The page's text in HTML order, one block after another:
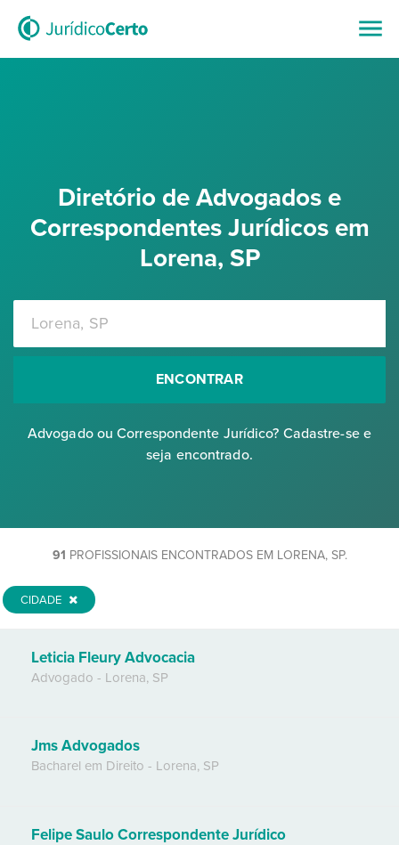
Diretório de Advogados e
Correspondentes Jurídicos em
Lorena, SP
ENCONTRAR
Advogado ou Correspondente Jurídico? Cadastre-se e
seja encontrado.
91 PROFISSIONAIS ENCONTRADOS EM LORENA, SP.
CIDADE
Leticia Fleury Advocacia
Advogado - Lorena, SP
Jms Advogados
Bacharel em Direito - Lorena, SP
Felipe Saulo Correspondente Jurídico